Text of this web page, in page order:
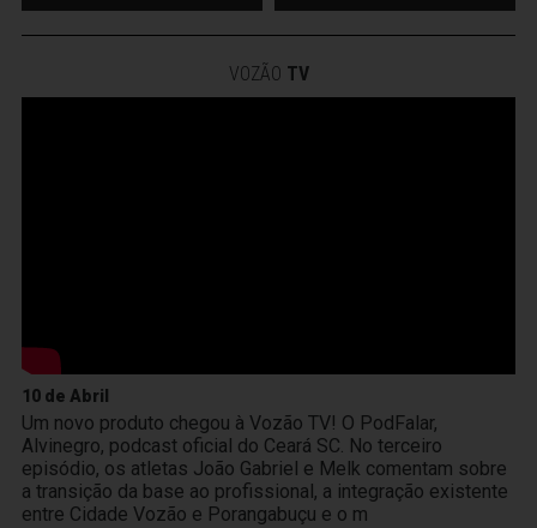
VOZÃO TV
10 de Abril
Um novo produto chegou à Vozão TV! O PodFalar,
Alvinegro, podcast oficial do Ceará SC. No terceiro
episódio, os atletas João Gabriel e Melk comentam sobre
a transição da base ao profissional, a integração existente
entre Cidade Vozão e Porangabuçu e o m